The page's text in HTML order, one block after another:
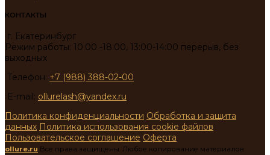
КОНТАКТЫ
г. Екатеринбург
Режим работы: 10:00 -18:00, 13:00-14:00 перерыв, без
выходных
Телефон: +7 (988) 388-02-00
E-mail: ollurelash@yandex.ru
Политика конфиденциальности Обработка и защита
данных Политика использования cookie файлов
Пользовательское соглашение Оферта
ollure.ru Все права защищены. Любое копирование материалов